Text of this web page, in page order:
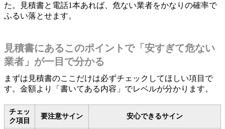
た。見積書と電話1本あれば、危ない業者をかなりの確率で
ふるい落とせます。
見積書にあるこのポイントで「安すぎて危ない
業者」が一目で分かる
まずは見積書のここだけは必ずチェックしてほしい項目で
す。金額より「書いてある内容」でレベルが分かります。
チェッ
ク項目
要注意サイン 安心できるサイン